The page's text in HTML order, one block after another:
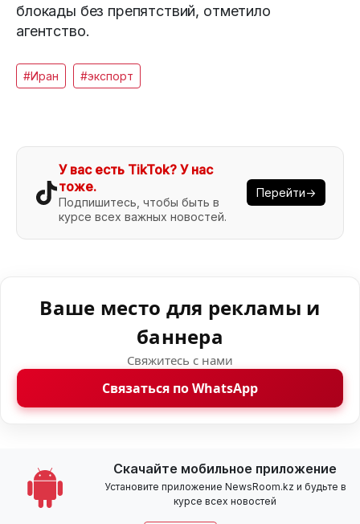
блокады без препятствий, отметило
агентство.
#Иран #экспорт
У вас есть TikTok? У нас
тоже.
Подпишитесь, чтобы быть в
курсе всех важных новостей.
Перейти→
Ваше место для рекламы и
баннера
Свяжитесь с нами
Связаться по WhatsApp
Скачайте мобильное приложение
Установите приложение NewsRoom.kz и будьте в
курсе всех новостей